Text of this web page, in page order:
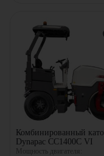
Комбинированный
Dynapac CC1400C VI
Мощность двигателя: